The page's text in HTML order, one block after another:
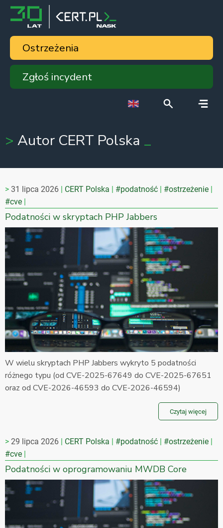
Ostrzeżenia
Zgłoś incydent
Autor CERT Polska
31 lipca 2026 CERT Polska #podatność
#ostrzeżenie
#cve
Podatności w skryptach PHP Jabbers
W wielu skryptach PHP Jabbers wykryto 5 podatności
różnego typu (od CVE-2025-67649 do CVE-2025-67651
oraz od CVE-2026-46593 do CVE-2026-46594)
Czytaj więcej
29 lipca 2026 CERT Polska #podatność
#ostrzeżenie
#cve
Podatności w oprogramowaniu MWDB Core